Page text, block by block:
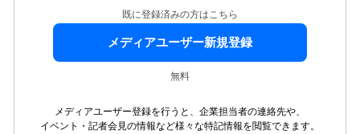
既に登録済みの方はこちら
メディアユーザー新規登録
無料
メディアユーザー登録を行うと、企業担当者の連絡先や、
イベント・記者会見の情報など様々な特記情報を閲覧できます。